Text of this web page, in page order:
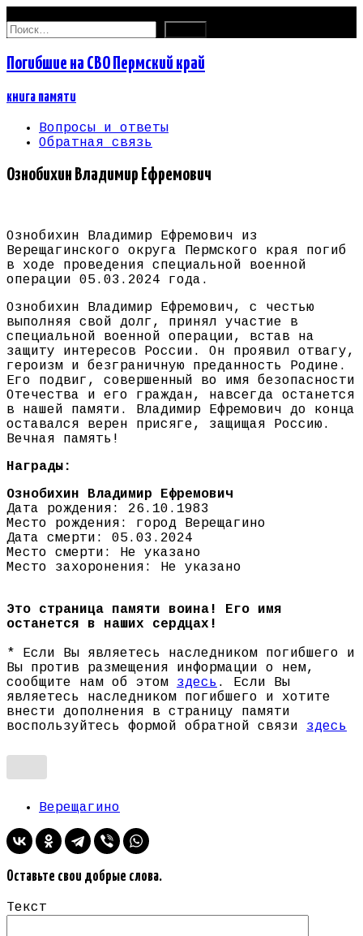
Найти:
Погибшие на СВО Пермский край
книга памяти
Вопросы и ответы
Обратная связь
Ознобихин Владимир Ефремович
Ознобихин Владимир Ефремович из
Верещагинского округа Пермского края погиб
в ходе проведения специальной военной
операции 05.03.2024 года.
Ознобихин Владимир Ефремович, с честью
выполняя свой долг, принял участие в
специальной военной операции, встав на
защиту интересов России. Он проявил отвагу,
героизм и безграничную преданность Родине.
Его подвиг, совершенный во имя безопасности
Отечества и его граждан, навсегда останется
в нашей памяти. Владимир Ефремович до конца
оставался верен присяге, защищая Россию.
Вечная память!
Награды:
Ознобихин Владимир Ефремович
Дата рождения: 26.10.1983
Место рождения: город Верещагино
Дата смерти: 05.03.2024
Место смерти: Не указано
Место захоронения: Не указано
Это страница памяти воина! Его имя
останется в наших сердцах!
* Если Вы являетесь наследником погибшего и
Вы против размещения информации о нем,
сообщите нам об этом здесь . Если Вы
являетесь наследником погибшего и хотите
внести дополнения в страницу памяти
воспользуйтесь формой обратной связи здесь
Верещагино
Оставьте свои добрые слова.
Текст